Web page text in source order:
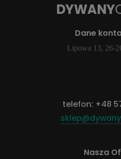
DYWANY
Dane
Lipowa 13, 26-
telefon: +48
Nasza